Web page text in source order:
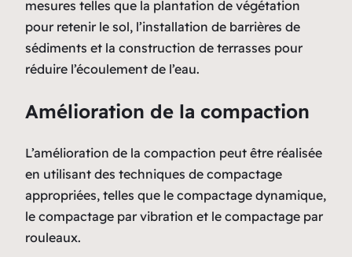
mesures telles que la plantation de végétation
pour retenir le sol, l’installation de barrières de
sédiments et la construction de terrasses pour
réduire l’écoulement de l’eau.
Amélioration de la compaction
L’amélioration de la compaction peut être réalisée
en utilisant des techniques de compactage
appropriées, telles que le compactage dynamique,
le compactage par vibration et le compactage par
rouleaux.